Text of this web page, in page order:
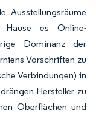
Ausstellungsräume
Hause es Online-
Dominanz der
Vorschriften zu
Verbindungen) in
Hersteller zu
Oberflächen und